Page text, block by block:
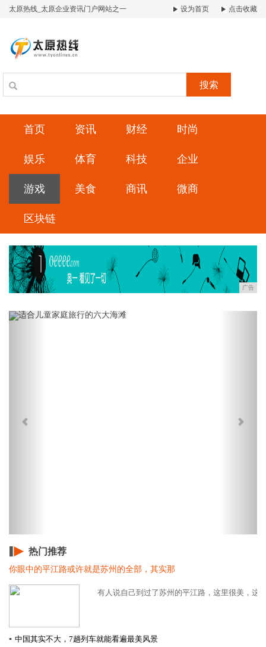
太原热线_太原企业资讯门户网站之一 设为首页 点击收藏
搜索
首页 资讯 财经 时尚
娱乐 体育 科技 企业
游戏 美食 商讯 微商
区块链
广告
Previous
热门推荐
你眼中的平江路或许就是苏州的全部，其实那
有人说自己到过了苏州的平江路，这里很美，这
▪ 中国其实不大，7趟列车就能看遍最美风景